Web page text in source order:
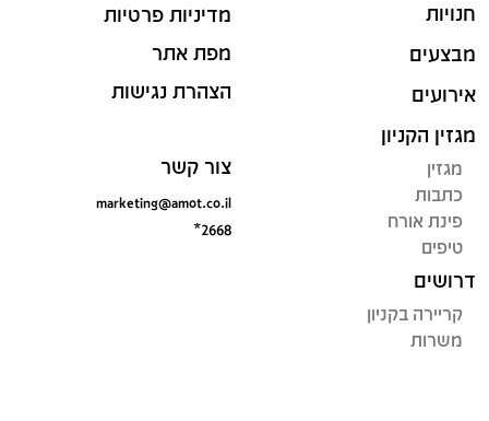
חנויות
מבצעים
אירועים
מגזין הקניון
מגזין
כתבות
פינת אורח
טיפים
דרושים
קריירה בקניון
משרות
מדיניות פרטיות
מפת אתר
הצהרת נגישות
צור קשר
marketing@amot.co.il
*2668